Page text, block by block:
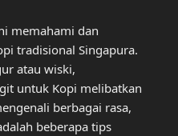
memahami dan
tradisional Singapura.
atau wiski,
untuk Kopi melibatkan
berbagai rasa,
beberapa tips